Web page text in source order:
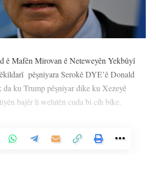
ê Mafên Mirovan ê Neteweyên Yekbûyî
pêşniyara Serokê DYE’ê Donald
da ku Trump pêşniyar dike ku Xezeyê
bajêr li welatên cuda bi cih bîke.
ye û weke Dîwana Edalata
Vê Nûçeyê Bixwîne